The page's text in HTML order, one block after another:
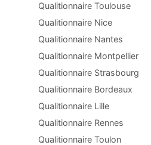
Qualitionnaire Toulouse
Qualitionnaire Nice
Qualitionnaire Nantes
Qualitionnaire Montpellier
Qualitionnaire Strasbourg
Qualitionnaire Bordeaux
Qualitionnaire Lille
Qualitionnaire Rennes
Qualitionnaire Toulon